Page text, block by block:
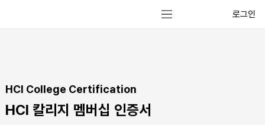
로그인
HCI College Certification
HCI 칼리지 멤버십 인증서